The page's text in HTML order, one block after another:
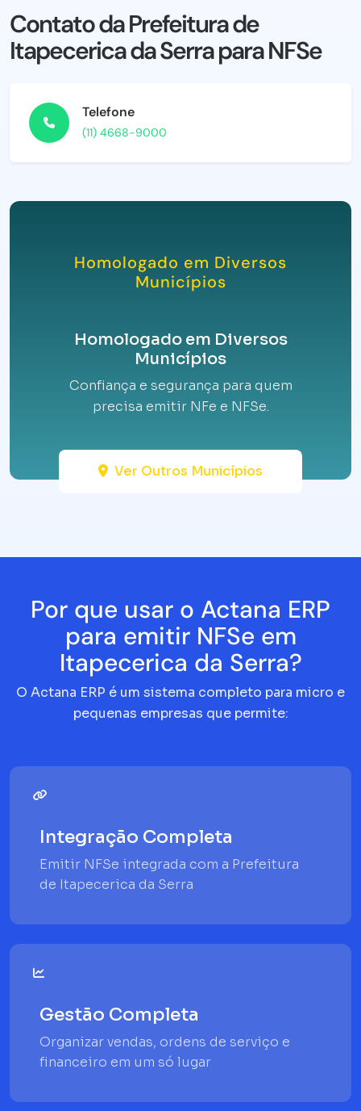
Contato da Prefeitura de
Itapecerica da Serra para NFSe
Telefone
(11) 4668-9000
Homologado em Diversos
Municípios
Homologado em Diversos
Municípios
Confiança e segurança para quem
precisa emitir NFe e NFSe.
Ver Outros Municípios
Por que usar o Actana ERP
para emitir NFSe em
Itapecerica da Serra?
O Actana ERP é um sistema completo para micro e
pequenas empresas que permite:
Integração Completa
Emitir NFSe integrada com a Prefeitura
de Itapecerica da Serra
Gestão Completa
Organizar vendas, ordens de serviço e
financeiro em um só lugar